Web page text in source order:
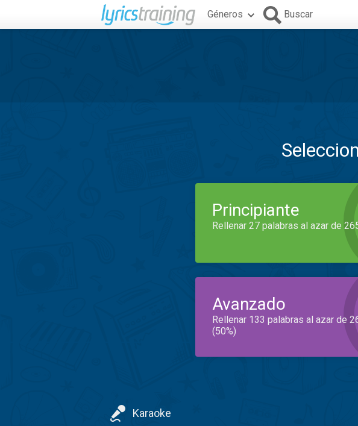
Géneros Buscar
Principiante
Rellenar 27 palabras al azar de
Avanzado
Rellenar 133 palabras al azar de
(50%)
Karaoke